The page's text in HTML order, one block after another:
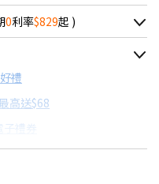
0利率$829起 )
車顯示為主
配合銀行/業者
禮
高送$68
禮券
滿額最高回饋25%